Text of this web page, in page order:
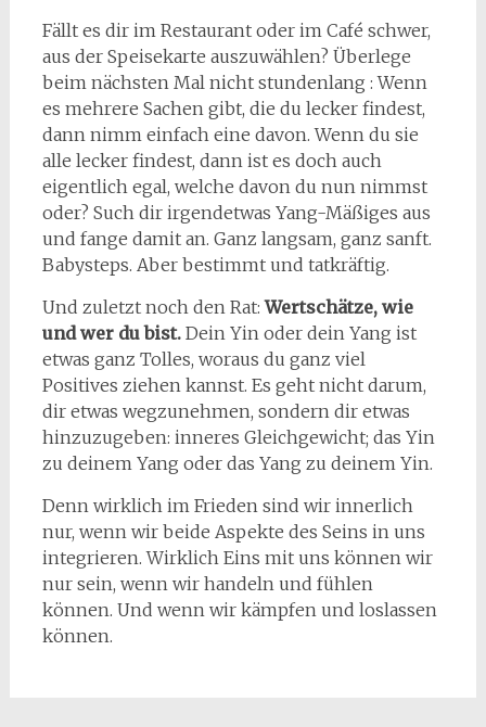
Fällt es dir im Restaurant oder im Café schwer,
aus der Speisekarte auszuwählen? Überlege
beim nächsten Mal nicht stundenlang : Wenn
es mehrere Sachen gibt, die du lecker findest,
dann nimm einfach eine davon. Wenn du sie
alle lecker findest, dann ist es doch auch
eigentlich egal, welche davon du nun nimmst
oder? Such dir irgendetwas Yang-Mäßiges aus
und fange damit an. Ganz langsam, ganz sanft.
Babysteps. Aber bestimmt und tatkräftig.
Und zuletzt noch den Rat:Wertschätze, wie
und wer du bist.Dein Yin oder dein Yang ist
etwas ganz Tolles, woraus du ganz viel
Positives ziehen kannst. Es geht nicht darum,
dir etwas wegzunehmen, sondern dir etwas
hinzuzugeben: inneres Gleichgewicht; das Yin
zu deinem Yang oder das Yang zu deinem Yin.
Denn wirklich im Frieden sind wir innerlich
nur, wenn wir beide Aspekte des Seins in uns
integrieren. Wirklich Eins mit uns können wir
nur sein, wenn wir handeln und fühlen
können. Und wenn wir kämpfen und loslassen
können.